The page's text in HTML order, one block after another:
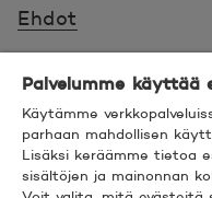
Ehdot
Saavutettavuus
Hyödyllistä tietää
Palvelumme käyttää
Käytämme
parhaan mahdollisen
Lisäksi keräämme tietoa
sisältöjen ja mainonnan